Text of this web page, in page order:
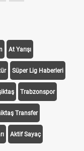
At Yarışı
Süper Lig Haberleri
Trabzonspor
Transfer
Aktif Sayaç